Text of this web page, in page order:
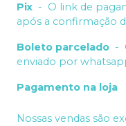
Pix - O link de
após a confirmação
Boleto parcelado -
enviado por
Pagamento na loja
Nossas vendas são